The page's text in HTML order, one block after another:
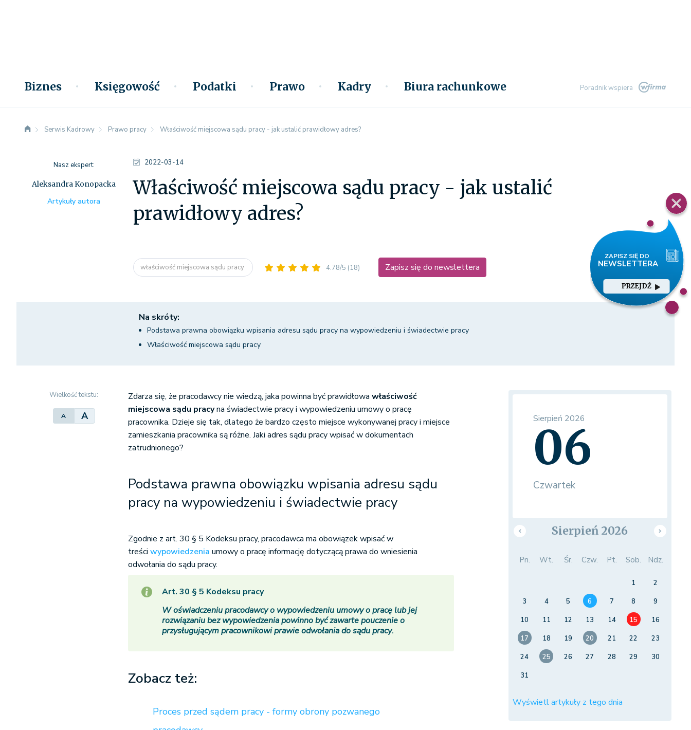
Biznes Księgowość Podatki Prawo Kadry Biura rachunkowe Poradnik wspiera
PRZEJDŹ
Serwis Kadrowy Prawo pracy Właściwość miejscowa sądu pracy - jak ustalić prawidłowy adres?
2022-03-14
Właściwość miejscowa sądu pracy - jak ustalić
prawidłowy adres?
właściwość miejscowa sądu pracy 4.78/5 (18) Zapisz się do newslettera
Nasz ekspert:
Aleksandra Konopacka
Artykuły autora
Na skróty:
Podstawa prawna obowiązku wpisania adresu sądu pracy na wypowiedzeniu i świadectwie pracy
Właściwość miejscowa sądu pracy
Wielkość tekstu:
A A
Zdarza się, że pracodawcy nie wiedzą, jaka powinna być prawidłowawłaściwość
miejscowa sądu pracyna świadectwie pracy i wypowiedzeniu umowy o pracę
pracownika. Dzieje się tak, dlatego że bardzo często miejsce wykonywanej pracy i miejsce
zamieszkania pracownika są różne. Jaki adres sądu pracy wpisać w dokumentach
zatrudnionego?
Podstawa prawna obowiązku wpisania adresu sądu
pracy na wypowiedzeniu i świadectwie pracy
Zgodnie z art. 30 § 5 Kodeksu pracy, pracodawca ma obowiązek wpisać w
treściwypowiedzenia umowy o pracę informację dotyczącą prawa do wniesienia
odwołania do sądu pracy.
Art. 30 § 5 Kodeksu pracy
W oświadczeniu pracodawcy o wypowiedzeniu umowy o pracę lub jej
rozwiązaniu bez wypowiedzenia powinno być zawarte pouczenie o
przysługującym pracownikowi prawie odwołania dosądu pracy.
Zobacz też:
Proces przed sądem pracy - formy obrony pozwanego
Sierpień 2026
06
Czwartek
Sierpień 2026
Pn. Wt. Śr. Czw. Pt. Sob. Ndz.
1
2
3
4 5 6 7 8
9
10
11 12 13 14 15
16
17
18 19 20 21 22
23
24
25 26 27 28 29
30
31
Wyświetl artykuły z tego dnia